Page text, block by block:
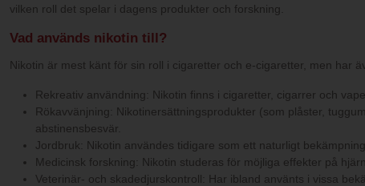
vilken roll det spelar i dagens produkter och forskning.
Vad används nikotin till?
Nikotin är mest känt för sin roll i cigaretter och e-cigaretter, men har
Rekreativ användning: Nikotin finns i cigaretter, cigarrer och
Rökavvänjning: Nikotinersättningsprodukter (som plåster,
abstinensbesvär.
Jordbruk: Nikotin användes tidigare som ett naturligt
Medicinsk forskning: Nikotin studeras för möjliga effekter på
Veterinär- och skadedjurskontroll: Har ibland använts i vissa